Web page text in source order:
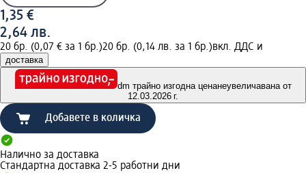
1,35 €
2,64 лв.
20 бр. (0,07 € за 1 бр.)20 бр. (0,14 лв. за 1 бр.)вкл. ДДС и
доставка
dm трайно изгодна ценанеувеличавана от
12.03.2026 г.
Добавете в количка
Налично за доставка
Стандартна доставка 2-5 работни дни